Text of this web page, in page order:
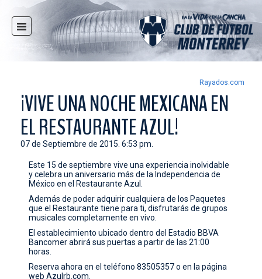
INICIO
NOTICIAS
MULTIMEDIA
RAYADOS
RAYADAS
FUERZAS BÁSICAS
RESPONSABILIDAD SOCIAL
TAQUILLA
TIENDA
ESTADIO
PRENSA
Rayados.com
¡VIVE UNA NOCHE MEXICANA EN
EL RESTAURANTE AZUL!
07 de Septiembre de 2015. 6:53 pm.
Este 15 de septiembre vive una experiencia inolvidable
y celebra un aniversario más de la Independencia de
México en el Restaurante Azul.
Además de poder adquirir cualquiera de los Paquetes
que el Restaurante tiene para ti, disfrutarás de grupos
musicales completamente en vivo.
El establecimiento ubicado dentro del Estadio BBVA
Bancomer abrirá sus puertas a partir de las 21:00
horas.
Reserva ahora en el teléfono 83505357 o en la página
web Azulrb.com.